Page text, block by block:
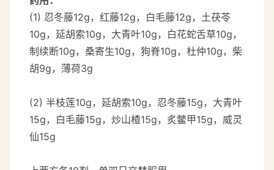
(1) 忍冬藤12g，红藤12g，白毛藤12g，土茯苓
10g，延胡索10g，大青叶10g，白花蛇舌草10g，
制续断10g，桑寄生10g，狗脊10g，杜仲10g，柴
胡9g，薄荷3g
(2) 半枝莲10g，延胡索10g，忍冬藤15g，大青叶
15g，白毛藤15g，炒山楂15g，炙鳖甲15g，威灵
仙15g